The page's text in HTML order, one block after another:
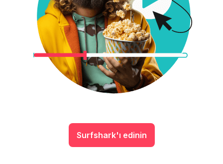
Surfshark'ı edinin